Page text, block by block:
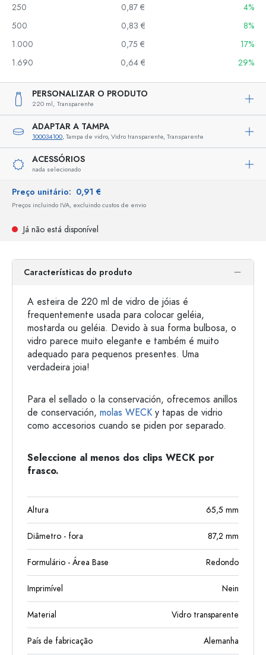
250
0,87 €
4%
500
0,83 €
8%
1.000
0,75 €
17%
1.690
0,64 € 29%
PERSONALIZAR O PRODUTO
220 ml, Transparente
ADAPTAR A TAMPA
100034100, Tampa de vidro, Vidro transparente, Transparente
ACESSÓRIOS
nada selecionado
Preço unitário: 0,91 €
Preços incluindo IVA, excluindo custos de envio
Já não está disponível
Características do produto
A esteira de 220 ml de vidro de jóias é
frequentemente usada para colocar geléia,
mostarda ou geléia. Devido à sua forma bulbosa, o
vidro parece muito elegante e também é muito
adequado para pequenos presentes. Uma
verdadeira joia!
Para el sellado o la conservación, ofrecemos anillos
de conservación, molas WECK y tapas de vidrio
como accesorios cuando se piden por separado.
Seleccione al menos dos clips WECK por
frasco.
Altura 65,5 mm
Diâmetro - fora 87,2 mm
Formulário - Área Base Redondo
Imprimível Nein
Material Vidro transparente
País de fabricação Alemanha